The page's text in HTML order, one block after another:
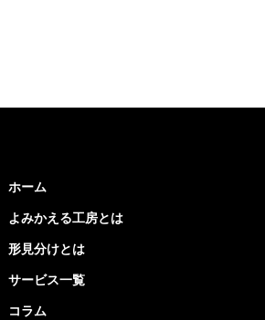
ホーム
よみかえる工房とは
形見分けとは
サービス一覧
コラム